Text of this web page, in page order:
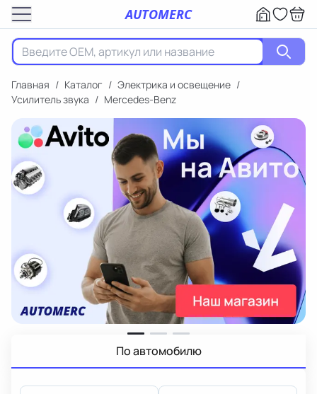
AUTOMERC
Главная / Каталог / Электрика и освещение /
Усилитель звука / Mercedes-Benz
По автомобилю